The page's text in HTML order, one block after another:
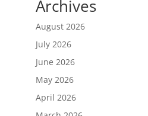
Archives
August 2026
July 2026
June 2026
May 2026
April 2026